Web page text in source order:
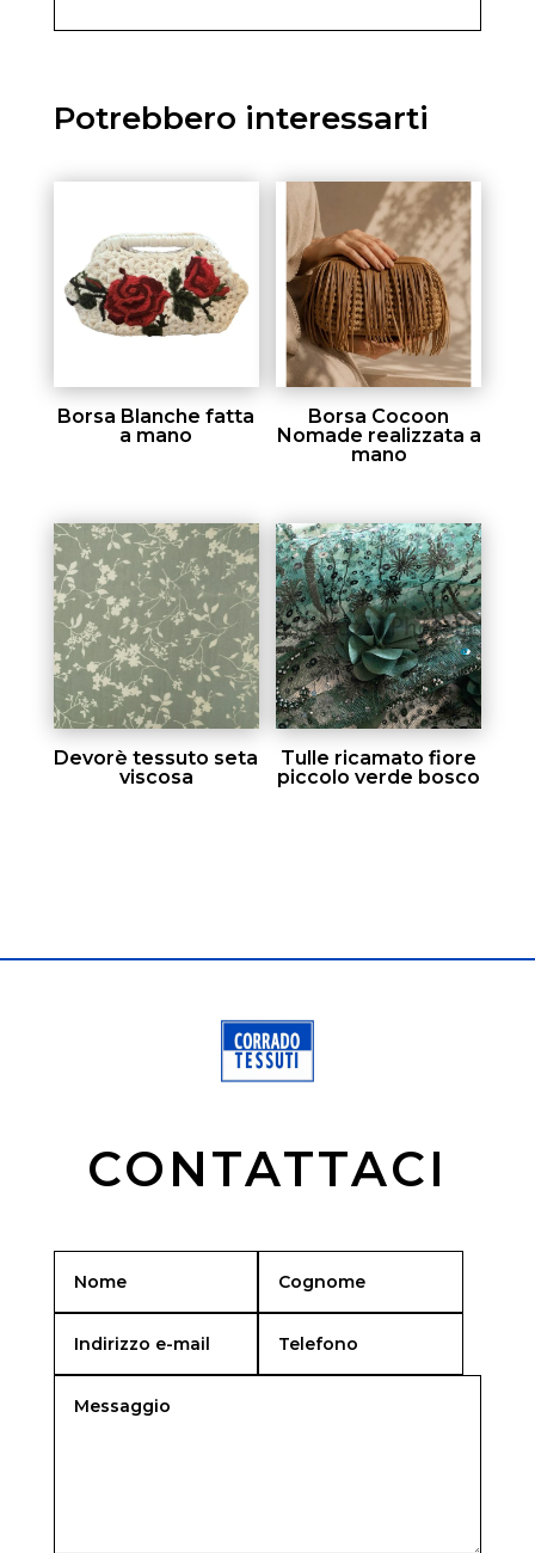
Potrebbero interessarti
Borsa Blanche fatta
a mano
Borsa Cocoon
Nomade realizzata a
mano
Devorè tessuto seta
viscosa
Tulle ricamato fiore
piccolo verde bosco
CONTATTACI